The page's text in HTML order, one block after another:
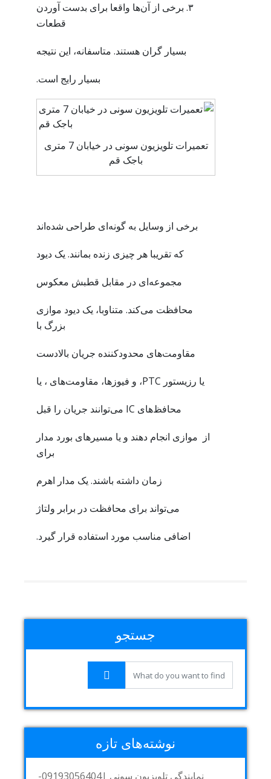
۳. برخی از آن‌ها واقعا برای بدست آوردن
قطعات
بسیار گران هستند. متاسفانه، این نتیجه
بسیار رایج است.
تعمیرات تلویزیون سونی در خیابان 7 متری
باجک قم
برخی از وسایل به گونه‌ای طراحی شده‌اند
که تقریبا هر چیزی زنده بمانند. یک دیود
مجموعه‌ای در مقابل قطبش معکوس
محافظت می‌کند. متناوبا، یک دیود موازی
بزرگ با
مقاومت‌های محدودکننده جریان بالادست
یا رزیستور PTC، و فیوزها، مقاومت‌های ، یا
محافظ‌های IC می‌توانند جریان را قبل
از موازی انجام دهند و یا مسیرهای بورد مدار
برای
زمان داشته باشند. یک مدار اهرم
می‌تواند برای محافظت در برابر ولتاژ
اضافی مناسب مورد استفاده قرار گیرد.
جستجو
نوشته‌های تازه
نمایندگی تلویزیون سونی |09193056404-